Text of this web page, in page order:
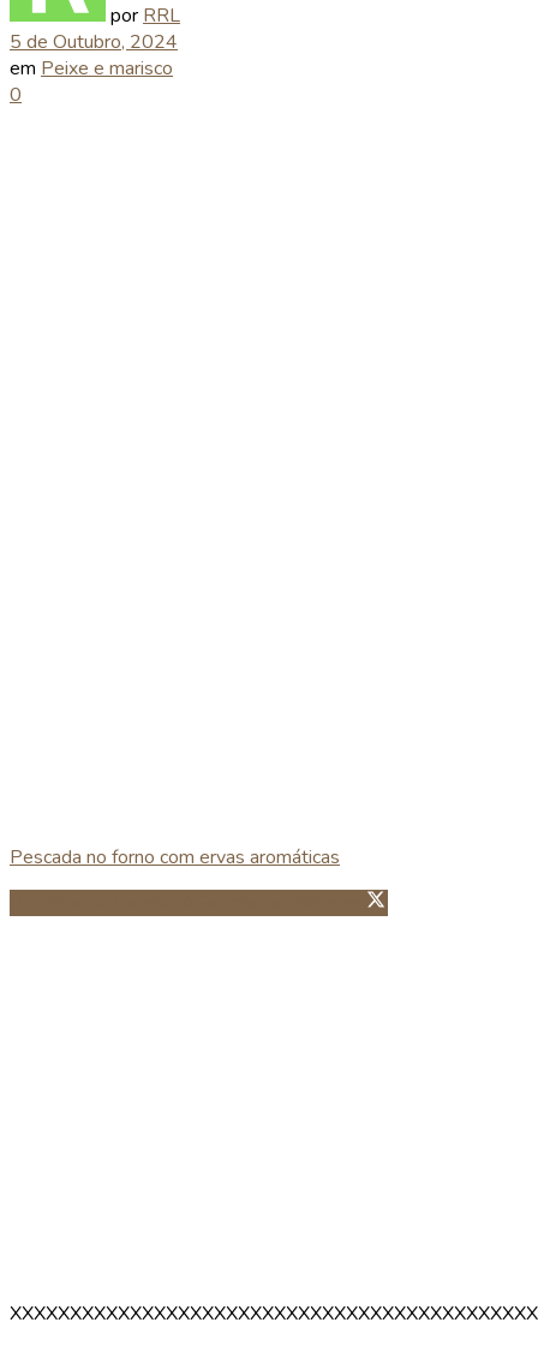
por RRL
5 de Outubro, 2024
em Peixe e marisco
0
Pescada no forno com ervas aromáticas
Guardar no Pinterest